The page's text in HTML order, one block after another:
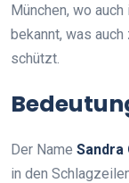
München, wo
bekannt, was
schützt.
Der Name Sandra
in den